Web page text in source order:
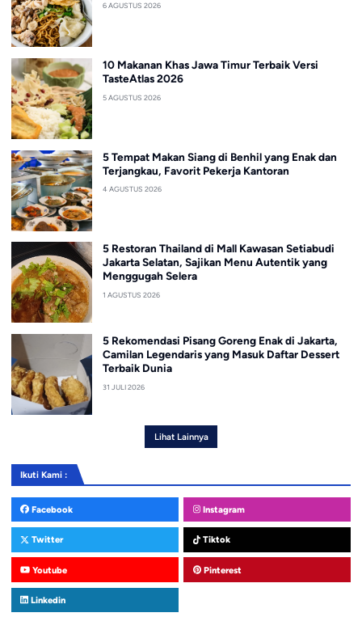
6 AGUSTUS 2026
10 Makanan Khas Jawa Timur Terbaik Versi
TasteAtlas 2026
5 AGUSTUS 2026
5 Tempat Makan Siang di Benhil yang Enak dan
Terjangkau, Favorit Pekerja Kantoran
4 AGUSTUS 2026
5 Restoran Thailand di Mall Kawasan Setiabudi
Jakarta Selatan, Sajikan Menu Autentik yang
Menggugah Selera
1 AGUSTUS 2026
5 Rekomendasi Pisang Goreng Enak di Jakarta,
Camilan Legendaris yang Masuk Daftar Dessert
Terbaik Dunia
31 JULI 2026
Lihat Lainnya
Ikuti Kami :
Facebook Instagram
Twitter Tiktok
Youtube Pinterest
Linkedin